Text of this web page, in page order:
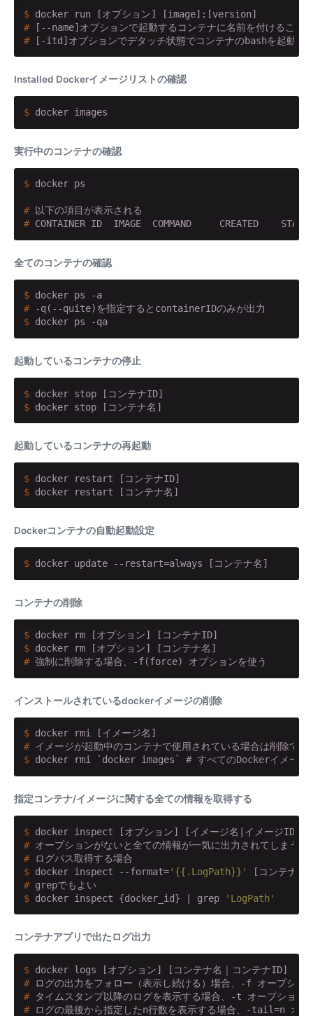
$ docker run [オプション] [image]:[version]
# [--name]オプションで起動するコンテナに名前を付けること
# [-itd]オプションでデタッチ状態でコンテナのbashを起動。
Installed Dockerイメージリストの確認
$ docker images
実行中のコンテナの確認
$ docker ps
# 以下の項目が表示される
# CONTAINER ID  IMAGE  COMMAND     CREATED
全てのコンテナの確認
$ docker ps -a
# -q(--quite)を指定するとcontainerIDのみが出力
$ docker ps -qa
起動しているコンテナの停止
$ docker stop [コンテナID]
$ docker stop [コンテナ名]
起動しているコンテナの再起動
$ docker restart [コンテナID]
$ docker restart [コンテナ名]
Dockerコンテナの自動起動設定
$ docker update --restart=always [コンテナ名]
コンテナの削除
$ docker rm [オプション] [コンテナID]
$ docker rm [オプション] [コンテナ名]
# 強制に削除する場合、-f(force) オプションを使う
インストールされているdockerイメージの削除
$ docker rmi [イメージ名]
# イメージが起動中のコンテナで使用されている場合は削除で
$ docker rmi `docker images` # すべてのDockerイメージ
指定コンテナ/イメージに関する全ての情報を取得する
$ docker inspect [オプション] [イメージ名|イメージID｜コ
# オープションがないと全ての情報が一気に出力されてしまう
# ログパス取得する場合
$ docker inspect --format='{{.LogPath}}'
[コンテナ
# grepでもよい
$ docker inspect {docker_id} | grep 'LogPath'
コンテナアプリで出たログ出力
$ docker logs [オプション] [コンテナ名｜コンテナID]
# ログの出力をフォロー（表示し続ける）場合、-f オープショ
# タイムスタンプ以降のログを表示する場合、-t オープション
# ログの最後から指定したn行数を表示する場合、-tail=n オプ